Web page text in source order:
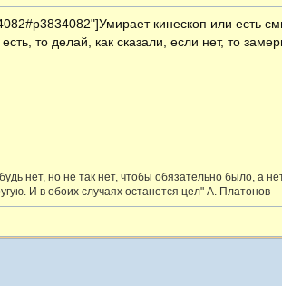
кинескоп или есть
то делай, как сказали, если нет, то
нет, но не так нет, чтобы обязательно было, а
И в обоих случаях останется цел" А. Платонов